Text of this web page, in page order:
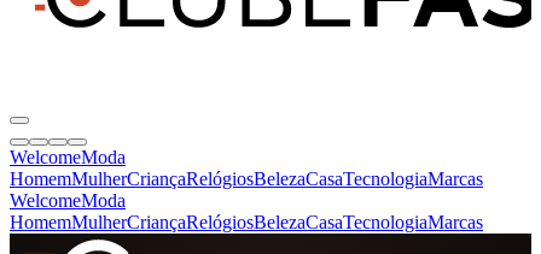
WelcomeModa
HomemMulherCriançaRelógiosBelezaCasaTecnologiaMarcas
WelcomeModa
HomemMulherCriançaRelógiosBelezaCasaTecnologiaMarcas